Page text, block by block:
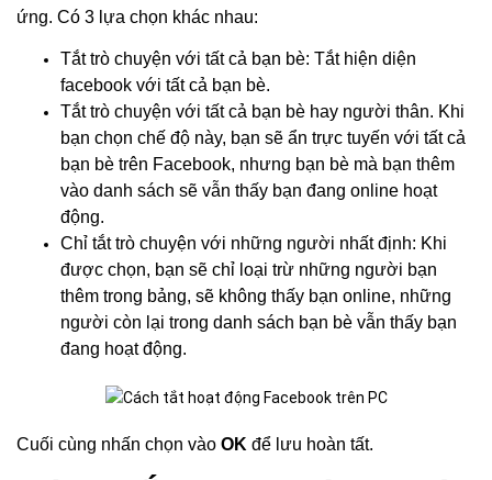
ứng. Có 3 lựa chọn khác nhau:
Tắt trò chuyện với tất cả bạn bè: Tắt hiện diện
facebook với tất cả bạn bè.
Tắt trò chuyện với tất cả bạn bè hay người thân. Khi
bạn chọn chế độ này, bạn sẽ ẩn trực tuyến với tất cả
bạn bè trên Facebook, nhưng bạn bè mà bạn thêm
vào danh sách sẽ vẫn thấy bạn đang online hoạt
động.
Chỉ tắt trò chuyện với những người nhất định: Khi
được chọn, bạn sẽ chỉ loại trừ những người bạn
thêm trong bảng, sẽ không thấy bạn online, những
người còn lại trong danh sách bạn bè vẫn thấy bạn
đang hoạt động.
Cuối cùng nhấn chọn vào OK để lưu hoàn tất.